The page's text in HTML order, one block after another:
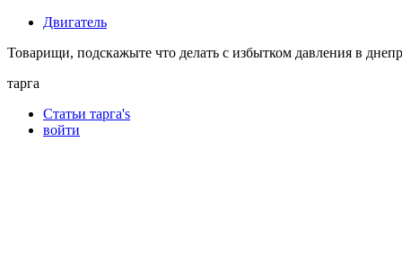
Двигатель
Товарищи, подскажыте что делать с избытком давления в
тарга
Статьи тарга's
войти